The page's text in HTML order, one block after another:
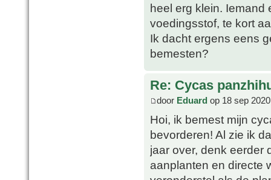
heel erg klein. Iemand
voedingsstof, te kort
Ik dacht ergens eens
bemesten?
Re: Cycas
door Eduard op 18 sep
Hoi, ik bemest mijn
bevorderen! Al zie ik
jaar over, denk eerder
aanplanten en directe